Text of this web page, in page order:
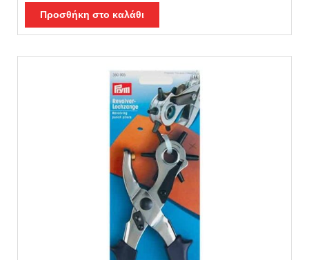
Βαθμολογή
θηκε με 5.00
από 5Προσθήκη στο καλάθι